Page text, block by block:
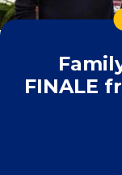
FINALE